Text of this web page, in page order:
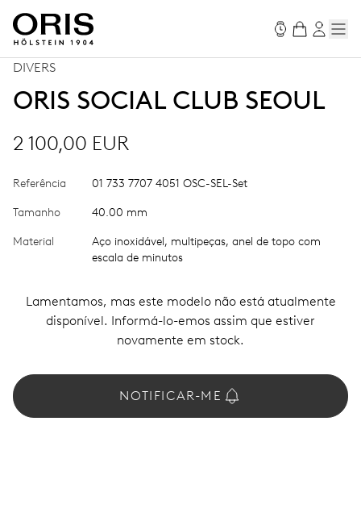
DIVERS
ORIS SOCIAL CLUB SEOUL
2 100,00 EUR
Referência 01 733 7707 4051 OSC-SEL-Set
Tamanho 40.00 mm
Material
Aço inoxidável, multipeças, anel de topo com
escala de minutos
Lamentamos, mas este modelo não está atualmente
disponível. Informá-lo-emos assim que estiver
novamente em stock.
NOTIFICAR-ME